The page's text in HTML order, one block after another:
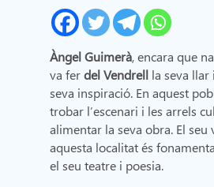
Àngel Guimerà, encara que
va ferdel Vendrell la seva llar
seva inspiració. En aquest
trobar l’escenari i les arrels
alimentar la seva obra. El seu
aquesta localitat és
el seu teatre i poesia.